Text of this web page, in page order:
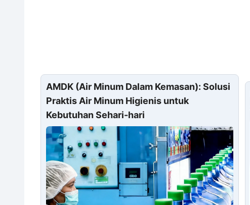
AMDK (Air Minum Dalam Kemasan): Solusi
Praktis Air Minum Higienis untuk
Kebutuhan Sehari-hari